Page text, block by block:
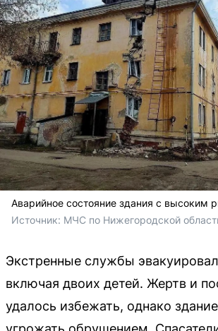
Аварийное состояние здания с высоким
Источник: МЧС по Нижегородской
Экстренные службы
включая двоих детей. Жертв и
удалось избежать, однако